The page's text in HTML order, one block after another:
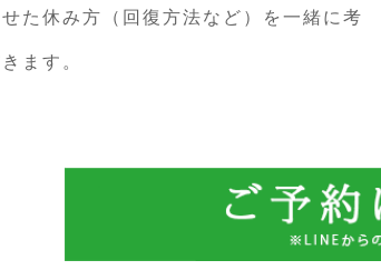
た休み方（回復方法など）を一緒に考
ます。